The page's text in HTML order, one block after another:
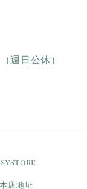
週日公休）
本店地址